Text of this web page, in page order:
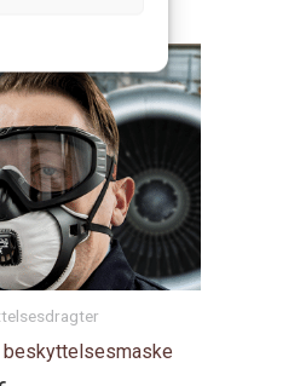
beskyttelsesmaske